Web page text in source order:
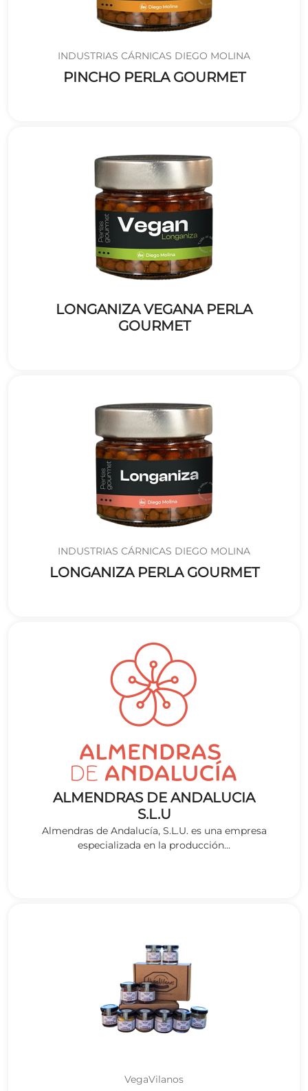
INDUSTRIAS CÁRNICAS DIEGO MOLINA
PINCHO PERLA GOURMET
LONGANIZA VEGANA PERLA
GOURMET
INDUSTRIAS CÁRNICAS DIEGO MOLINA
LONGANIZA PERLA GOURMET
ALMENDRAS DE ANDALUCIA
S.L.U
Almendras de Andalucía, S.L.U. es una empresa
especializada en la producción...
VegaVilanos